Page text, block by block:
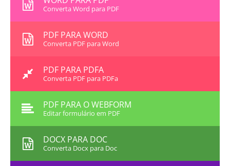
Converta Word para PDF
PDF PARA WORD
Converta PDF para Word
PDF PARA PDFA
Converta PDF para PDFa
PDF PARA O WEBFORM
Editar formulário em PDF
DOCX PARA DOC
Converta Docx para Doc